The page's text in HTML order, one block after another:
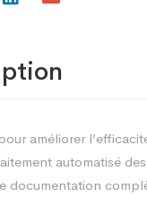
améliorer
automatisé
documentation